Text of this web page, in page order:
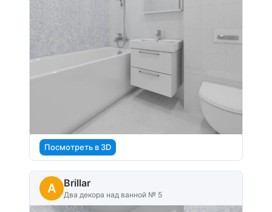
Посмотреть в 3D
A Brillar
Два декора над ванной № 5